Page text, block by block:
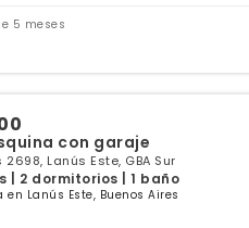
5 meses
con garaje
Lanús Este, GBA Sur
| 2 dormitorios | 1 baño
en Lanús Este, Buenos Aires